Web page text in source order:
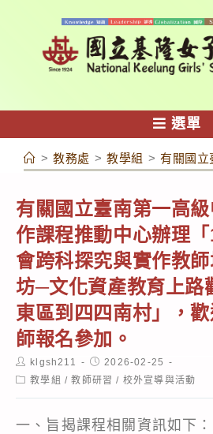
容
選單
> 教務處 > 教學組 > 有關國立
有關國立臺南第一高
作課程推動中心辦理
會跨科探究與實作教
坊─文化資產教育上路
東區到四四南村」，
師報名參加。
Post
author:
klgsh211
Post
published:
2026-02-25
Post教學組 / 教師研習 / 校外宣導與活動
一、旨揭課程相關資訊如下：